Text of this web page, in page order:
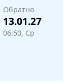
Обратно
13.01.27
06:50, Ср